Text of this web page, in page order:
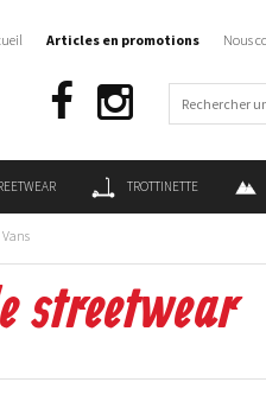
TROTTINETTE
Articles en promotions Nous
Vans
streetwear